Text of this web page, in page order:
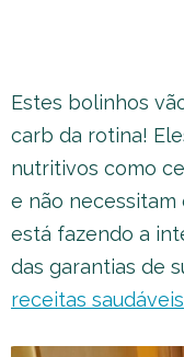
Estes bolinhos
carb da rotina!
nutritivos como
e não necessitam
está fazendo a
das garantias de
receitas saudáveis